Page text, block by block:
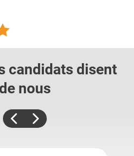
candidats disent
de nous